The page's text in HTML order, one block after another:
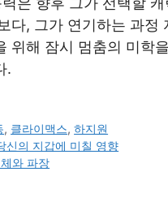
다, 그가 연기하는 과정
위해 잠시 멈춤의 미학
.
, 클라이맥스,하지원
신의 지갑에 미칠 영향
와 파장